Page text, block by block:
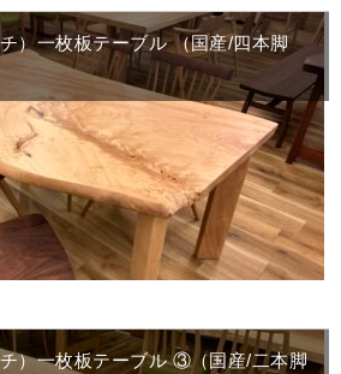
）一枚板テーブル （国産/四本脚
）一枚板テーブル ③（国産/二本脚